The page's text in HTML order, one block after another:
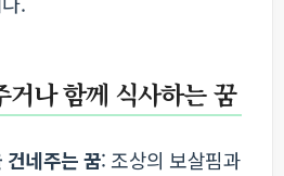
거나 함께 식사하는 꿈
건네주는 꿈: 조상의 보살핌과